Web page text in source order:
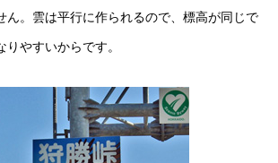
ん。雲は平行に作られるので、標高が同じで
やすいからです。